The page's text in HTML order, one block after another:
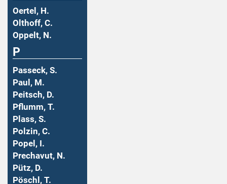
Oertel, H.
Olthoff, C.
Oppelt, N.
P
Passeck, S.
Paul, M.
Peitsch, D.
Pflumm, T.
Plass, S.
Polzin, C.
Popel, I.
Prechavut, N.
Pütz, D.
Pöschl, T.